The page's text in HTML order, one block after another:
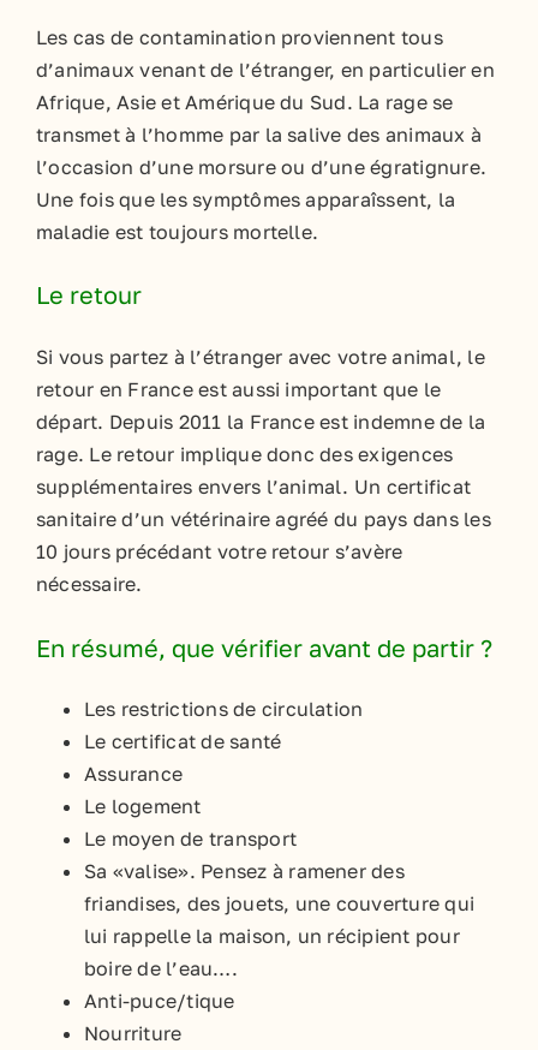
Les cas de contamination proviennent tous
d’animaux venant de l’étranger, en particulier en
Afrique, Asie et Amérique du Sud. La rage se
transmet à l’homme par la salive des animaux à
l’occasion d’une morsure ou d’une égratignure.
Une fois que les symptômes apparaîssent, la
maladie est toujours mortelle.
Le retour
Si vous partez à l’étranger avec votre animal, le
retour en France est aussi important que le
départ. Depuis 2011 la France est indemne de la
rage. Le retour implique donc des exigences
supplémentaires envers l’animal. Un certificat
sanitaire d’un vétérinaire agréé du pays dans les
10 jours précédant votre retour s’avère
nécessaire.
En résumé, que vérifier avant de partir ?
Les restrictions de circulation
Le certificat de santé
Assurance
Le logement
Le moyen de transport
Sa «valise». Pensez à ramener des
friandises, des jouets, une couverture qui
lui rappelle la maison, un récipient pour
boire de l’eau….
Anti-puce/tique
Nourriture